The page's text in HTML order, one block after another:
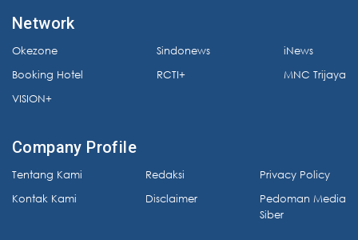
Network
Okezone
Booking Hotel
VISION+
Sindonews
RCTI+
iNews
MNC Trijaya
Company Profile
Tentang Kami
Kontak Kami
Redaksi
Disclaimer
Privacy Policy
Pedoman Media
Siber